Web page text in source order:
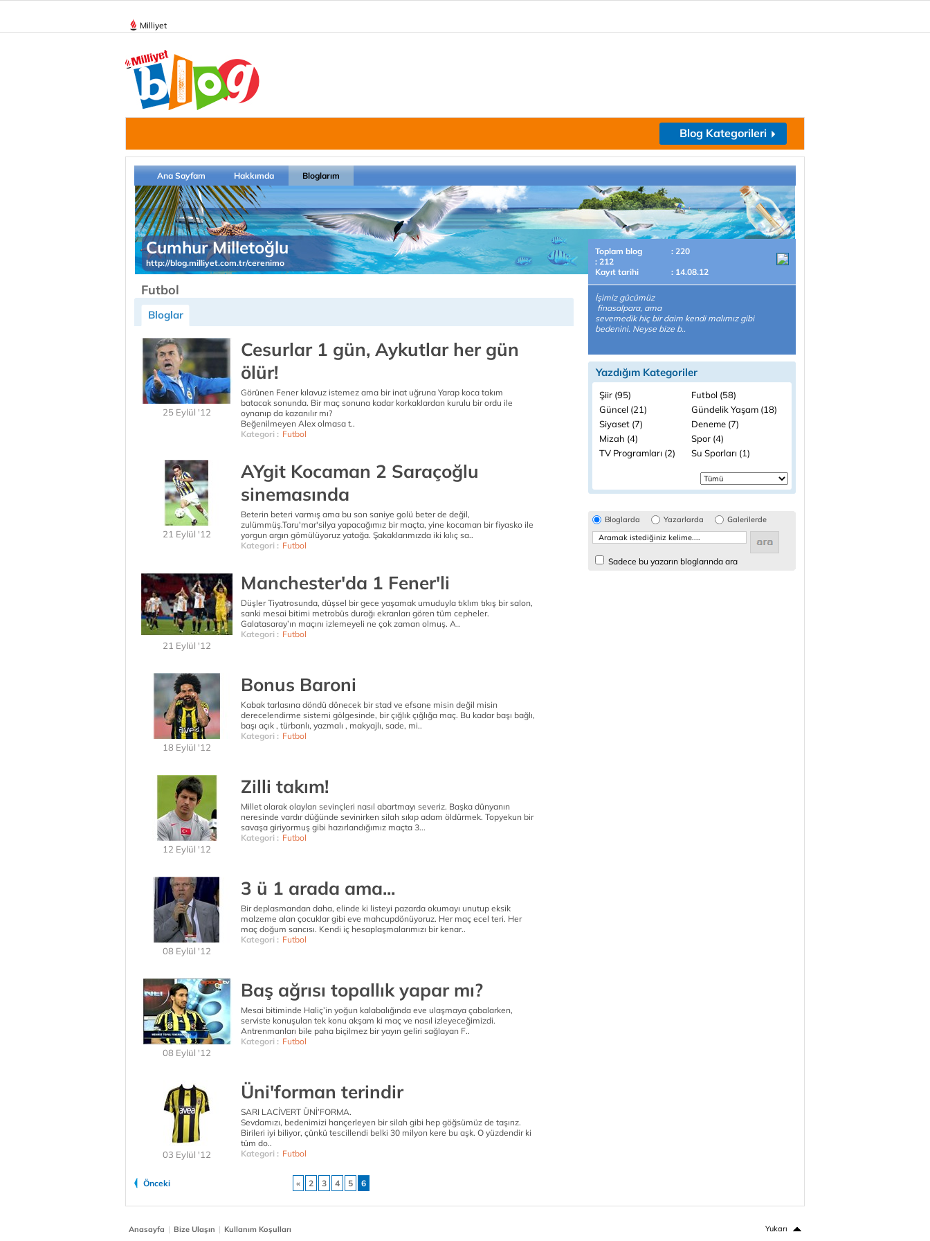
Milliyet
Blog Kategorileri
Ana Sayfam Hakkımda Bloglarım
Cumhur Milletoğlu
http://blog.milliyet.com.tr/cerenimo
Futbol
Bloglar
25 Eylül '12
Cesurlar 1 gün, Aykutlar her gün
ölür!
Görünen Fener kılavuz istemez ama bir inat uğruna Yarap koca takım
batacak sonunda. Bir maç sonuna kadar korkaklardan kurulu bir ordu ile
oynanıp da kazanılır mı?
Beğenilmeyen Alex olmasa t..
Kategori : Futbol
21 Eylül '12
AYgit Kocaman 2 Saraçoğlu
sinemasında
Beterin beteri varmış ama bu son saniye golü beter de değil,
zulümmüş.Taru'mar'silya yapacağımız bir maçta, yine kocaman bir fiyasko ile
yorgun argın gömülüyoruz yatağa. Şakaklarımızda iki kılıç sa..
Kategori : Futbol
21 Eylül '12
Manchester'da 1 Fener'li
Düşler Tiyatrosunda, düşsel bir gece yaşamak umuduyla tıklım tıkış bir salon,
sanki mesai bitimi metrobüs durağı ekranları gören tüm cepheler.
Galatasaray’ın maçını izlemeyeli ne çok zaman olmuş. A..
Kategori : Futbol
18 Eylül '12
Bonus Baroni
Kabak tarlasına döndü dönecek bir stad ve efsane misin değil misin
derecelendirme sistemi gölgesinde, bir çığlık çığlığa maç. Bu kadar başı bağlı,
başı açık , türbanlı, yazmalı , makyajlı, sade, mi..
Kategori : Futbol
12 Eylül '12
Zilli takım!
Millet olarak olayları sevinçleri nasıl abartmayı severiz. Başka dünyanın
neresinde vardır düğünde sevinirken silah sıkıp adam öldürmek. Topyekun bir
savaşa giriyormuş gibi hazırlandığımız maçta 3...
Kategori : Futbol
08 Eylül '12
3 ü 1 arada ama...
Bir deplasmandan daha, elinde ki listeyi pazarda okumayı unutup eksik
malzeme alan çocuklar gibi eve mahcupdönüyoruz. Her maç ecel teri. Her
maç doğum sancısı. Kendi iç hesaplaşmalarımızı bir kenar..
Kategori : Futbol
08 Eylül '12
Baş ağrısı topallık yapar mı?
Mesai bitiminde Haliç’in yoğun kalabalığında eve ulaşmaya çabalarken,
serviste konuşulan tek konu akşam ki maç ve nasıl izleyeceğimizdi.
Antrenmanları bile paha biçilmez bir yayın geliri sağlayan F..
Kategori : Futbol
03 Eylül '12
Üni'forman terindir
SARI LACİVERT ÜNİ’FORMA.
Sevdamızı, bedenimizi hançerleyen bir silah gibi hep göğsümüz de taşırız.
Birileri iyi biliyor, çünkü tescillendi belki 30 milyon kere bu aşk. O yüzdendir ki
tüm do..
Kategori : Futbol
Önceki « 2 3 4 5 6
Toplam blog
: 220
: 212
Kayıt tarihi
: 14.08.12
İşimiz gücümüz
finasalpara, ama
sevemedik hiç bir daim kendi malımız gibi
bedenini. Neyse bize b..
Yazdığım Kategoriler
Şiir (95)
Futbol (58)
Güncel (21)
Gündelik Yaşam (18)
Siyaset (7)
Deneme (7)
Mizah (4)
Spor (4)
TV Programları (2)
Su Sporları (1)
Bloglarda Yazarlarda Galerilerde
Sadece bu yazarın bloglarında ara
Anasayfa | Bize Ulaşın | Kullanım Koşulları Yukarı